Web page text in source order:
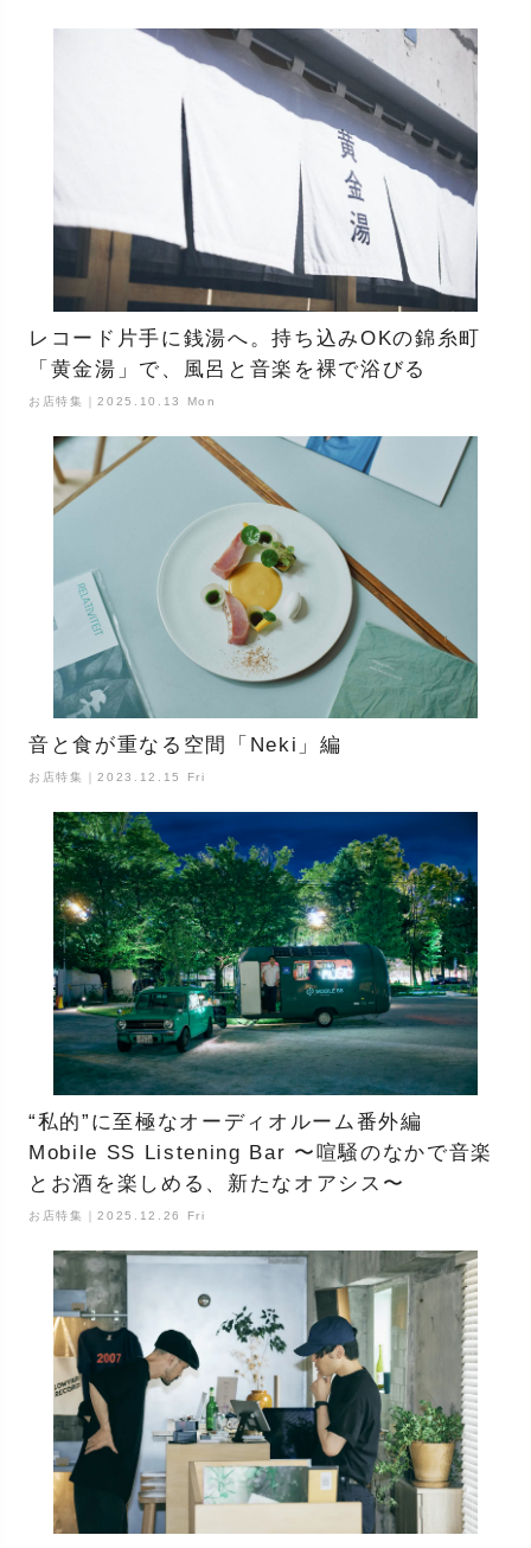
レコード片手に銭湯へ。持ち込みOKの錦糸町
「黄金湯」で、風呂と音楽を裸で浴びる
お店特集｜2025.10.13 Mon
音と食が重なる空間「Neki」編
お店特集｜2023.12.15 Fri
“私的”に至極なオーディオルーム番外編
Mobile SS Listening Bar 〜喧騒のなかで音楽
とお酒を楽しめる、新たなオアシス〜
お店特集｜2025.12.26 Fri